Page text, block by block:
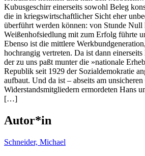
Kubusgeschirr einerseits sowohl Beleg
die in kriegswirtschaftlicher Sicht eher
überführt werden können: von Stunde Null
Weißenhofsiedlung mit zum Erfolg führte
Ebenso ist die mittlere
hochrangig vertreten. Da ist dann
der zu uns paßt munter die »nationale
Republik seit 1929 der Sozialdemokratie
aufbaut. Und da ist – abseits am
Widerstandsmitgliedern ermordeten Hans
[…]
Autor*in
Schneider, Michael